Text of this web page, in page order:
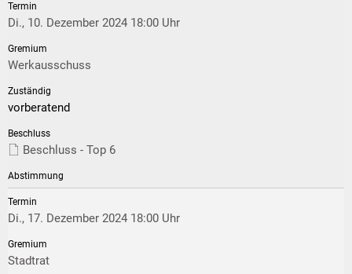
Di., 10. Dezember 2024 18:00 Uhr
Werkausschuss
vorberatend
Beschluss - Top 6
Di., 17. Dezember 2024 18:00 Uhr
Stadtrat